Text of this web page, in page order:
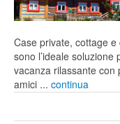
Case private, cottage e
sono l’ideale soluzione
vacanza rilassante con
amici ... continua